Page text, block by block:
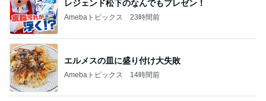
レジェンド松下のなんでもプレゼン！
Amebaトピックス 23時間前
エルメスの皿に盛り付け大失敗
Amebaトピックス 14時間前